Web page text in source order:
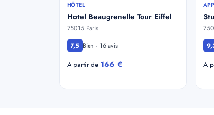
HÔTEL
Hotel Beaugrenelle Tour Eiffel
75015 Paris
7,5 Bien · 16 avis
A partir de 166 € A